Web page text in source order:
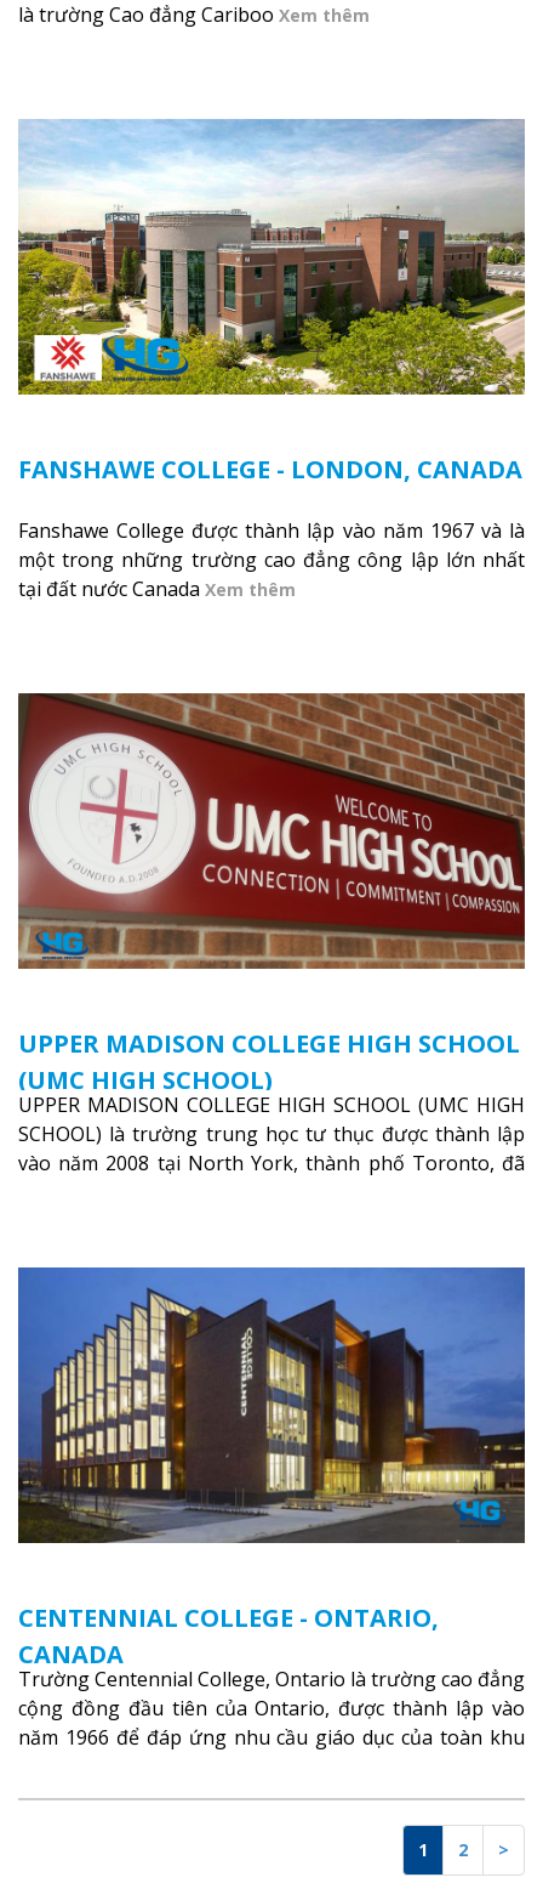
là trường Cao đẳng Cariboo Xem thêm
FANSHAWE COLLEGE - LONDON, CANADA
Fanshawe College được thành lập vào năm 1967 và là
một trong những trường cao đẳng công lập lớn nhất
tại đất nước Canada Xem thêm
UPPER MADISON COLLEGE HIGH SCHOOL
(UMC HIGH SCHOOL)
UPPER MADISON COLLEGE HIGH SCHOOL (UMC HIGH
SCHOOL) là trường trung học tư thục được thành lập
vào năm 2008 tại North York, thành phố Toronto, đã
CENTENNIAL COLLEGE - ONTARIO,
CANADA
Trường Centennial College, Ontario là trường cao đẳng
cộng đồng đầu tiên của Ontario, được thành lập vào
năm 1966 để đáp ứng nhu cầu giáo dục của toàn khu
1 2 >